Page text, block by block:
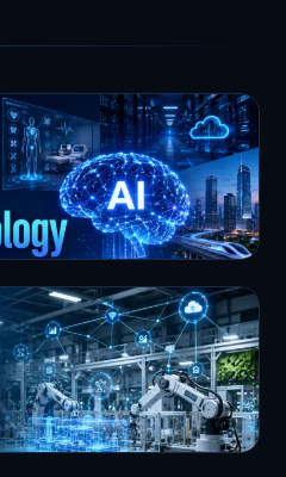
ที่กำลังเปลี่ยนโลก
ฎาคม 2026
ทคโนโลยีอุตสาหกรรมที่
รกฎาคม 2026